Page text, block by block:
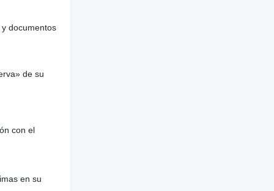
documentos
de su
con el
en su